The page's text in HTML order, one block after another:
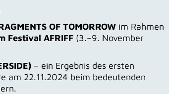
OF TOMORROW im Rahmen
Festival AFRIFF (3.–9. November
– ein Ergebnis des ersten
am 22.11.2024 beim bedeutenden